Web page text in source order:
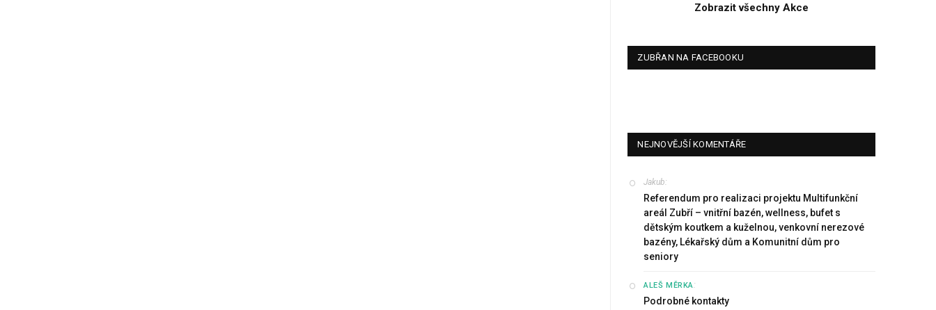
Zobrazit všechny Akce
ZUBŘAN NA FACEBOOKU
NEJNOVĚJŠÍ KOMENTÁŘE
Jakub:
Referendum pro realizaci projektu Multifunkční
areál Zubří – vnitřní bazén, wellness, bufet s
dětským koutkem a kuželnou, venkovní nerezové
bazény, Lékařský dům a Komunitní dům pro
seniory
ALEŠ MĚRKA:
Podrobné kontakty